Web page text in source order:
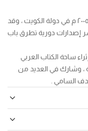
تم تأسيس دار الظاهرية للنشر والتوزيع سنة ٢٠٠٥ م في دولة الكويت ، وقد
إصدارات دورية تطرق باب
ساحة الكتاب العربي
، وشارك في العديد من
السامي .